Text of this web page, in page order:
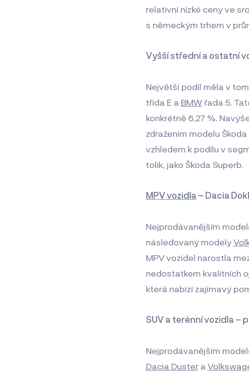
relativní nízké ceny ve
s německým trhem v
Vyšší střední a ostatní
Největší podíl měla v
třída E a BMW řada 5.
konkrétně 6,27 %.
zdražením modelu
vzhledem k podílu v
tolik, jako Škoda Superb.
MPV vozidla – Dacia
Nejprodávanějším
následovaný modely
MPV vozidel narostla
nedostatkem kvalitních
která nabízí zajímavý
SUV a terénní vozidla –
Nejprodávanějším
Dacia Dustera